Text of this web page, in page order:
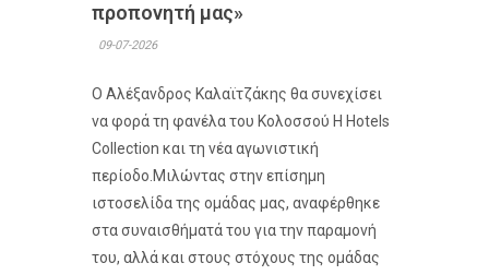
προπονητή μας»
09-07-2026
Ο Αλέξανδρος Καλαϊτζάκης θα συνεχίσει
να φορά τη φανέλα του Κολοσσού H Hotels
Collection και τη νέα αγωνιστική
περίοδο.Μιλώντας στην επίσημη
ιστοσελίδα της ομάδας μας, αναφέρθηκε
στα συναισθήματά του για την παραμονή
του, αλλά και στους στόχους της ομάδας